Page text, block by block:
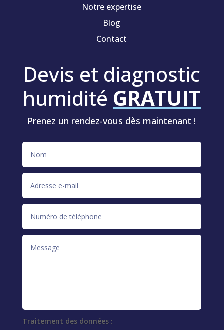
Notre expertise
Blog
Contact
Devis et diagnostic
humidité GRATUIT
Prenez un rendez-vous dès maintenant !
Traitement des données :